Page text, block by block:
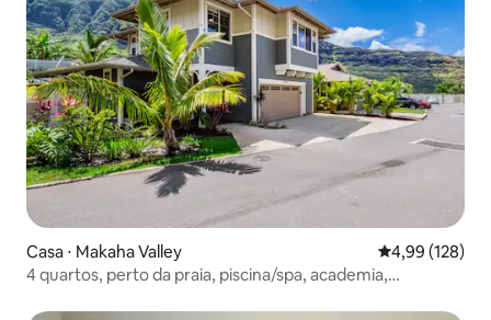
Casa ⋅ Makaha Valley 4,99 de uma
4,99 (128)
4 quartos, perto da praia, piscina/spa, academia,